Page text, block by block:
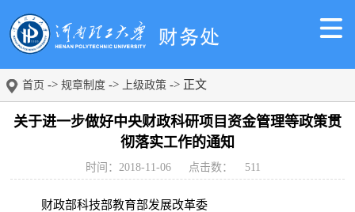
首页 -> 规章制度 -> 上级政策 -> 正文
关于进一步做好中央财政科研项目资金管理等政策贯
彻落实工作的通知
时间：2018-11-06 点击数： 511
财政部科技部教育部发展改革委